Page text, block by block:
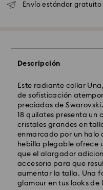
Envío estándar gratuito
Descripción
Este radiante collar
de sofisticación
preciadas de
18 quilates presenta un
cristales grandes en
enmarcado por un halo
hebilla plegable ofrece
que el alargador
accesorio para que
aumentar la talla. Una
glamour en tus looks de
Baleares)
Envío estándar gratuito
EUR 99
Envío Exprés - FedEx
Los pedidos realizados
14:30h CET serán
Tiempo de envío
del procesamiento y